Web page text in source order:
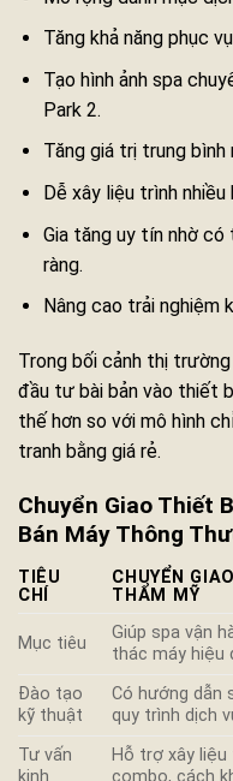
Tăng khả năng phục
Tạo hình ảnh spa
Park 2.
Tăng giá trị trung bình
Dễ xây liệu trình
Gia tăng uy tín nhờ
ràng.
Nâng cao trải nghiệm
Trong bối cảnh thị
đầu tư bài bản vào thiết
thế hơn so với mô hình
tranh bằng giá rẻ.
Chuyển Giao Thiết
Bán Máy Thông
TIÊU
CHÍ
CHUYỂN
THẨM MỸ
Mục tiêu
Giúp spa vận
thác máy hiệu
Đào tạo
kỹ thuật
Có hướng dẫn
quy trình dịch
Tư vấn
Hỗ trợ xây liệu